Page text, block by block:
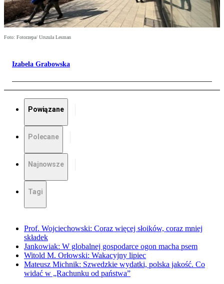
Foto: Fotorzepa/ Urszula Lesman
Izabela Grabowska
Powiązane
Polecane
Najnowsze
Tagi
Prof. Wojciechowski: Coraz więcej słoików, coraz mniej
składek
Jankowiak: W globalnej gospodarce ogon macha psem
Witold M. Orłowski: Wakacyjny lipiec
Mateusz Michnik: Szwedzkie wydatki, polska jakość. Co
widać w „Rachunku od państwa”